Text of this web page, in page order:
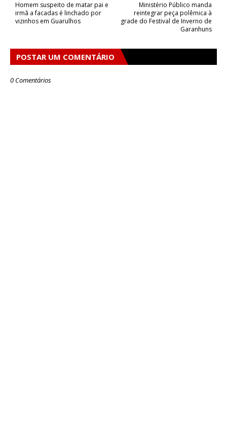
Ministério Público manda
reintegrar peça polêmica à
grade do Festival de Inverno de
Garanhuns
Homem suspeito de matar pai e
irmã a facadas é linchado por
vizinhos em Guarulhos
POSTAR UM COMENTÁRIO
0 Comentários